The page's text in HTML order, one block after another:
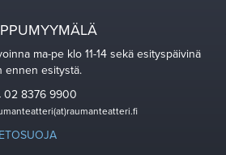
ma-pe klo 11-14 sekä esityspäivinä
ennen esitystä.
02 8376 9900